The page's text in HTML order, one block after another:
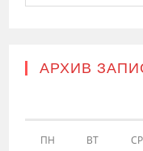
АРХИВ
ПН ВТ СР